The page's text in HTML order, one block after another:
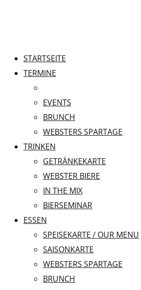
STARTSEITE
TERMINE
EVENTS
BRUNCH
WEBSTERS SPARTAGE
TRINKEN
GETRÄNKEKARTE
WEBSTER BIERE
IN THE MIX
BIERSEMINAR
ESSEN
SPEISEKARTE / OUR MENU
SAISONKARTE
WEBSTERS SPARTAGE
BRUNCH